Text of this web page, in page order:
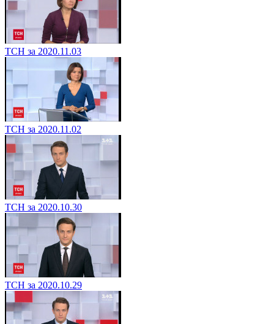
ТСН за 2020.11.03
ТСН за 2020.11.02
ТСН за 2020.10.30
ТСН за 2020.10.29